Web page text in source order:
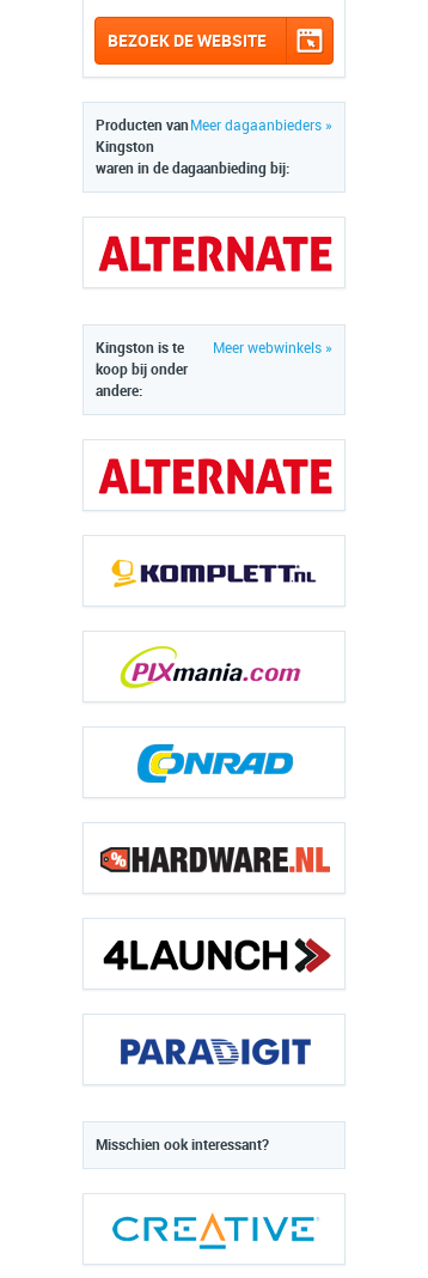
BEZOEK DE WEBSITE
Meer dagaanbieders »
Producten van
Kingston
waren in de dagaanbieding bij:
Meer webwinkels »
Kingston is te
koop bij onder
andere:
Misschien ook interessant?